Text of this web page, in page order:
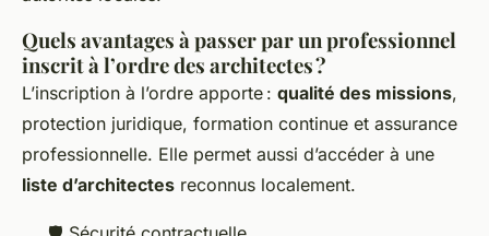
Quels avantages à passer par un professionnel
inscrit à l’ordre des architectes ?
L’inscription à l’ordre apporte : qualité des missions,
protection juridique, formation continue et assurance
professionnelle. Elle permet aussi d’accéder à une
liste d’architectes reconnus localement.